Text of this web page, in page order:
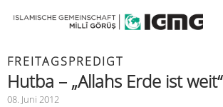
FREITAGSPREDIGT
Hutba – „Allahs Erde ist weit“
08. Juni 2012